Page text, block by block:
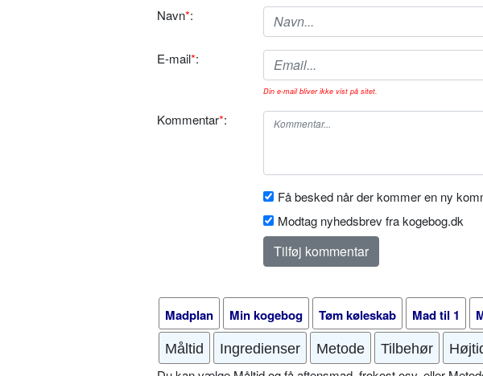
Navn*:
E-mail*:
Din e-mail bliver ikke vist på sitet.
Kommentar*:
Få besked når der kommer en ny
Modtag nyhedsbrev fra kogebog.dk
Madplan Min kogebog Tøm køleskab Mad til 1
Måltid Ingredienser Metode Tilbehør